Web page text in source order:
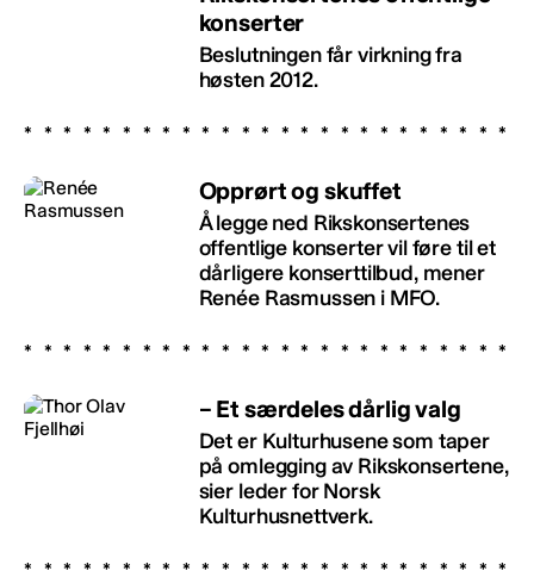
konserter
Beslutningen får virkning fra
høsten 2012.
Opprørt og skuffet
Å legge ned Rikskonsertenes
offentlige konserter vil føre til et
dårligere konserttilbud, mener
Renée Rasmussen i MFO.
– Et særdeles dårlig valg
Det er Kulturhusene som taper
på omlegging av Rikskonsertene,
sier leder for Norsk
Kulturhusnettverk.